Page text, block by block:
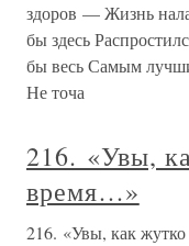
здоров — Жизнь
бы здесь
бы весь Самым
Не точа
216. «Увы,
время…»
216. «Увы, как